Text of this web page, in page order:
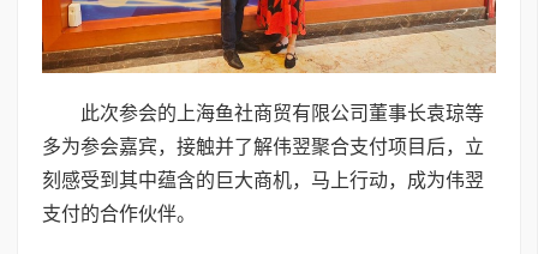
此次参会的上海鱼社商贸有限公司董事长袁琼等
多为参会嘉宾，接触并了解伟翌聚合支付项目后，立
刻感受到其中蕴含的巨大商机，马上行动，成为伟翌
支付的合作伙伴。